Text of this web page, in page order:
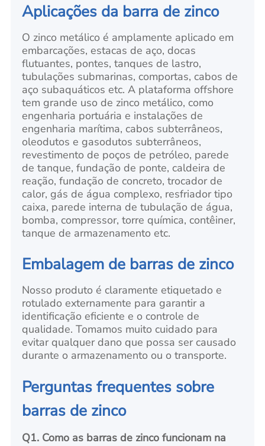
Aplicações da barra de zinco
O zinco metálico é amplamente aplicado em
embarcações, estacas de aço, docas
flutuantes, pontes, tanques de lastro,
tubulações submarinas, comportas, cabos de
aço subaquáticos etc. A plataforma offshore
tem grande uso de zinco metálico, como
engenharia portuária e instalações de
engenharia marítima, cabos subterrâneos,
oleodutos e gasodutos subterrâneos,
revestimento de poços de petróleo, parede
de tanque, fundação de ponte, caldeira de
reação, fundação de concreto, trocador de
calor, gás de água complexo, resfriador tipo
caixa, parede interna de tubulação de água,
bomba, compressor, torre química, contêiner,
tanque de armazenamento etc.
Embalagem de barras de zinco
Nosso produto é claramente etiquetado e
rotulado externamente para garantir a
identificação eficiente e o controle de
qualidade. Tomamos muito cuidado para
evitar qualquer dano que possa ser causado
durante o armazenamento ou o transporte.
Perguntas frequentes sobre
barras de zinco
Q1. Como as barras de zinco funcionam na